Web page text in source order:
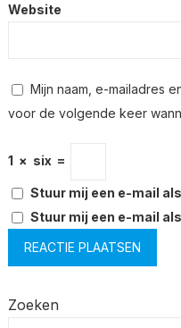
Website
Mijn naam, e-mailadres
voor de volgende keer
1 × six =
Stuur mij een e-mail
Stuur mij een e-mail
Zoeken